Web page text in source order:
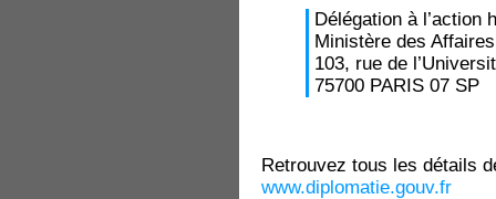
Délégation à l’action
Ministère des
103, rue de
75700 PARIS 07 SP
Retrouvez tous les détails
www.diplomatie.gouv.fr